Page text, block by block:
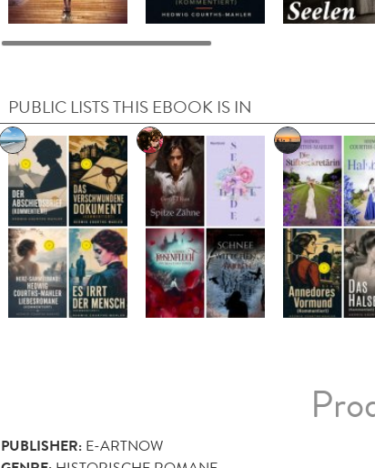
PUBLIC LISTS THIS EBOOK IS IN
PUBLISHER: E-ARTNOW